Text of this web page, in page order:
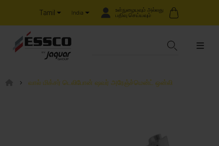
Tamil India உள்நுழையவும் அல்லது
பதிவு செய்யவும்
வால் மிக்சர் டெலிபோன் ஷவர் அரேஞ்ச்மென்ட் ஒன்லி